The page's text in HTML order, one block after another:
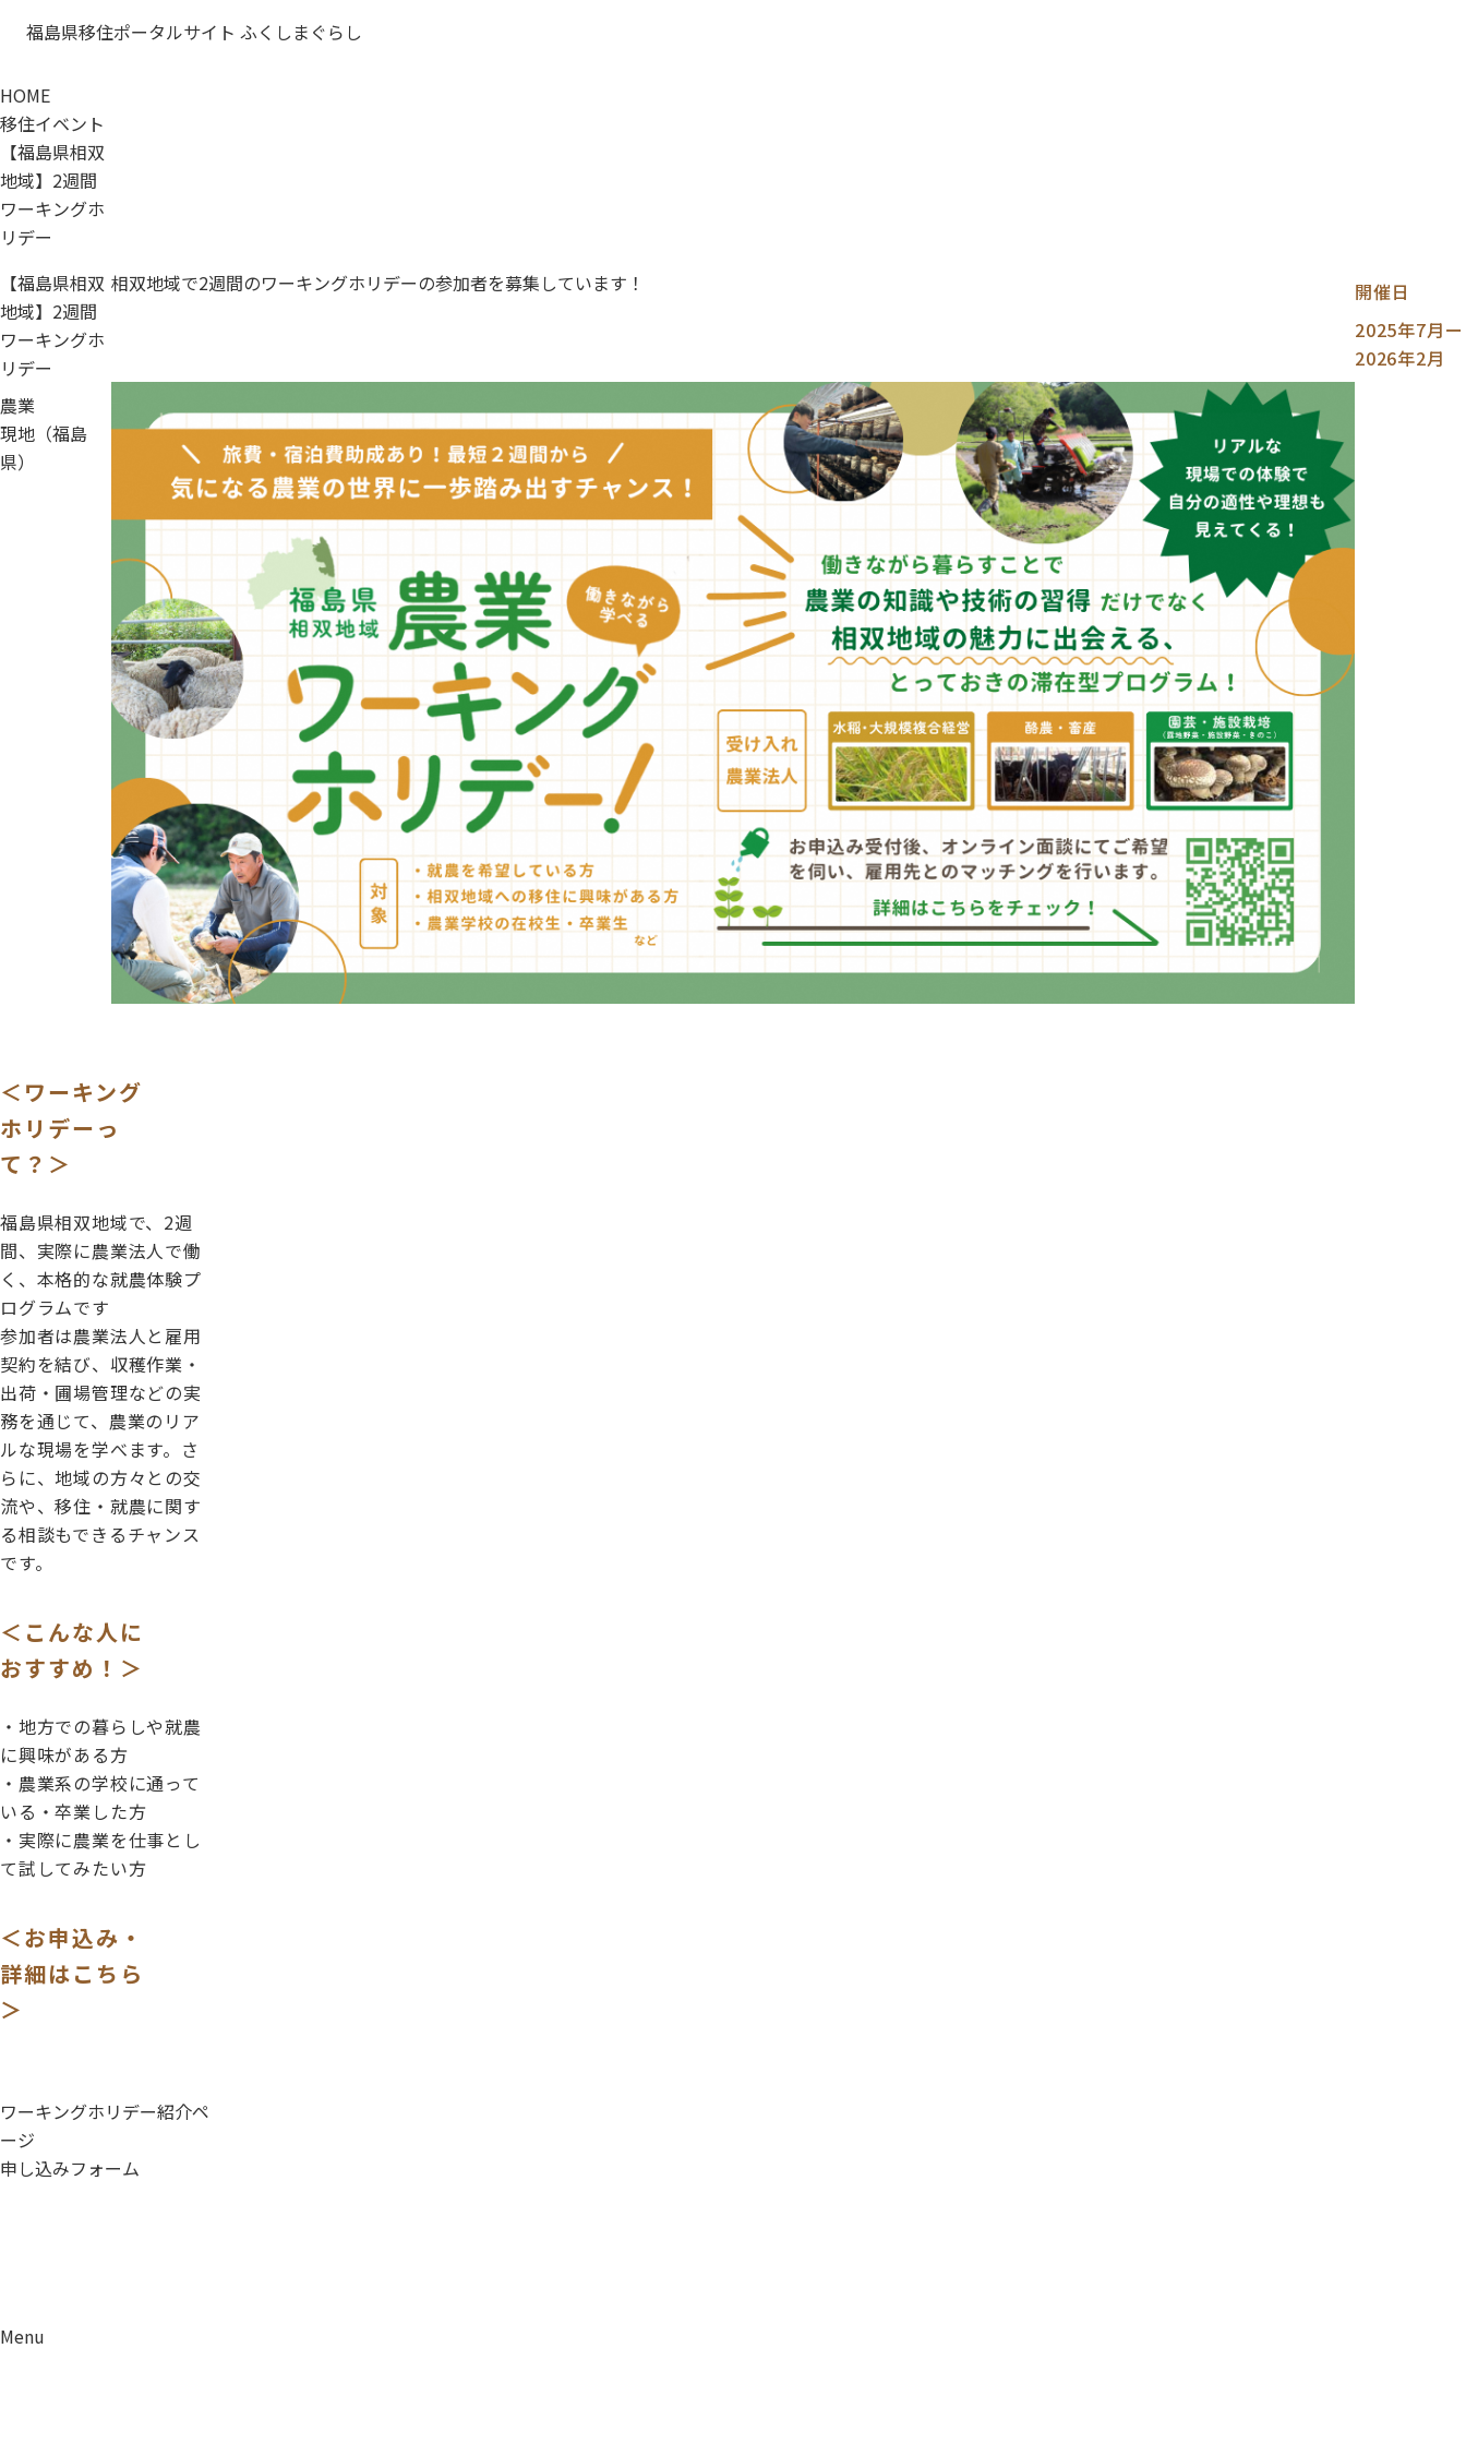
福島県移住ポータルサイト ふくしまぐらし
HOME
移住イベント
【福島県相双
地域】2週間
ワーキングホ
リデー
【福島県相双
地域】2週間
ワーキングホ
リデー
相双地域で2週間のワーキングホリデーの参加者を募集しています！
開催日
2025年7月ー
2026年2月
農業
現地（福島
県）
＜ワーキング
ホリデーっ
て？＞
福島県相双地域で、2週
間、実際に農業法人で働
く、本格的な就農体験プ
ログラムです
参加者は農業法人と雇用
契約を結び、収穫作業・
出荷・圃場管理などの実
務を通じて、農業のリア
ルな現場を学べます。さ
らに、地域の方々との交
流や、移住・就農に関す
る相談もできるチャンス
です。
＜こんな人に
おすすめ！＞
・地方での暮らしや就農
に興味がある方
・農業系の学校に通って
いる・卒業した方
・実際に農業を仕事とし
て試してみたい方
＜お申込み・
詳細はこちら
＞
ワーキングホリデー紹介ペ
ージ
申し込みフォーム
Menu